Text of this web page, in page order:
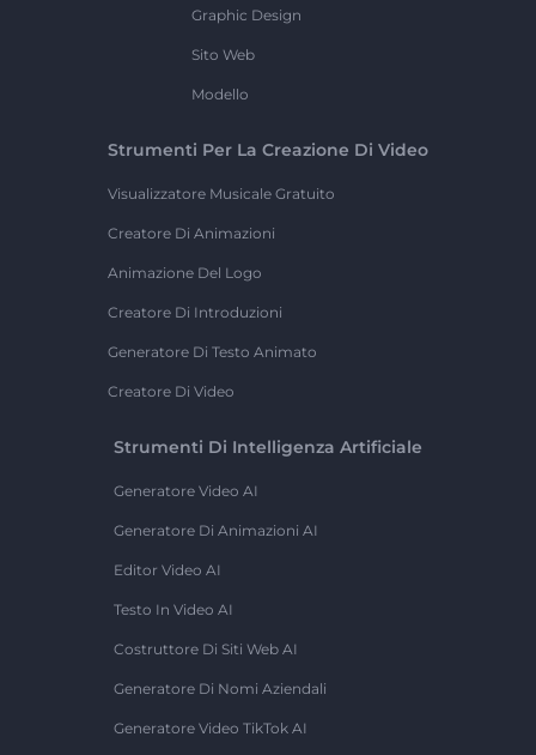
Graphic Design
Sito Web
Modello
Strumenti Per La Creazione Di Video
Visualizzatore Musicale Gratuito
Creatore Di Animazioni
Animazione Del Logo
Creatore Di Introduzioni
Generatore Di Testo Animato
Creatore Di Video
Strumenti Di Intelligenza Artificiale
Generatore Video AI
Generatore Di Animazioni AI
Editor Video AI
Testo In Video AI
Costruttore Di Siti Web AI
Generatore Di Nomi Aziendali
Generatore Video TikTok AI